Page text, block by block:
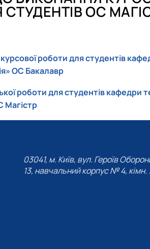
технології виробництва, л…
ОС
роботи для студентів
ОС Бакалавр
роботи для студентів кафедри
Магістр
03041, м. Київ, вул. Героїв
13, навчальний корпус № 4, кімн.